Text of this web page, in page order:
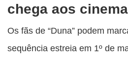
chega aos
Os fãs de “Duna” podem
sequência estreia em 1º de